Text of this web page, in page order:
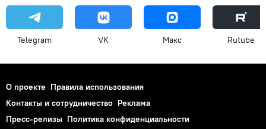
Telegram VK Макс Rutube
О проекте Правила использования
Контакты и сотрудничество Реклама
Пресс-релизы Политика конфиденциальности